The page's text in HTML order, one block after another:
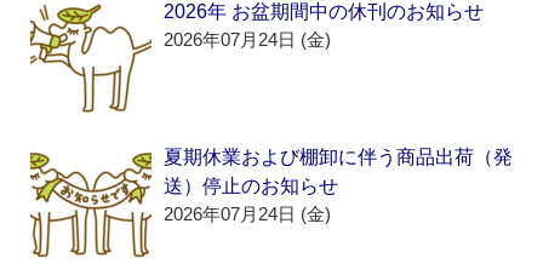
2026年 お盆期間中の休刊のお知らせ
2026年07月24日 (金)
夏期休業および棚卸に伴う商品出荷（発
送）停止のお知らせ
2026年07月24日 (金)